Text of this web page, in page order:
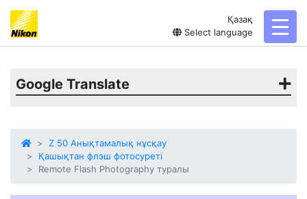
Қазақ
Select language
Google Translate
Z 50 Анықтамалық нұсқау
Қашықтан флэш фотосуреті
Remote Flash Photography туралы